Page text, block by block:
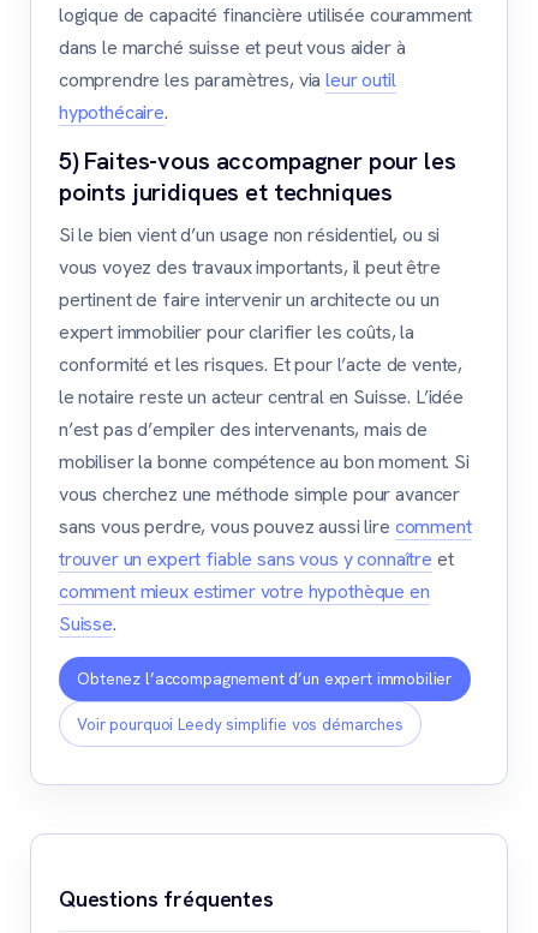
logique de capacité financière utilisée couramment
dans le marché suisse et peut vous aider à
comprendre les paramètres, vialeur outil
hypothécaire.
5) Faites-vous accompagner pour les
points juridiques et techniques
Si le bien vient d’un usage non résidentiel, ou si
vous voyez des travaux importants, il peut être
pertinent de faire intervenir un architecte ou un
expert immobilier pour clarifier les coûts, la
conformité et les risques. Et pour l’acte de vente,
le notaire reste un acteur central en Suisse. L’idée
n’est pas d’empiler des intervenants, mais de
mobiliser la bonne compétence au bon moment. Si
vous cherchez une méthode simple pour avancer
sans vous perdre, vous pouvez aussi lire comment
trouver un expert fiable sans vous y connaître et
comment mieux estimer votre hypothèque en
Suisse.
Obtenez l’accompagnement d’un expert immobilier
Voir pourquoi Leedy simplifie vos démarches
Questions fréquentes